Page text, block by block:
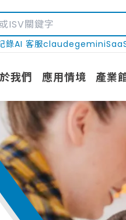
錄AI 客服claudegemini
我們 應用情境 產業
Azure 維運